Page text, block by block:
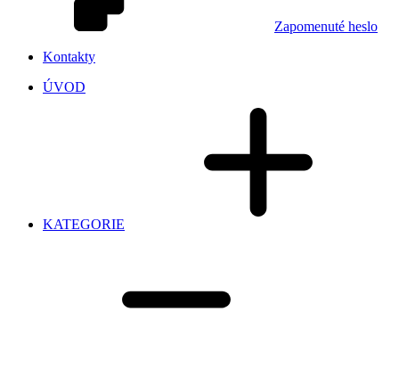
Zapomenuté heslo
Kontakty
ÚVOD
KATEGORIE